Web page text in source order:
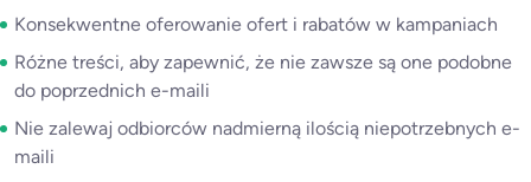
Konsekwentne oferowanie ofert i rabatów w kampaniach
Różne treści, aby zapewnić, że nie zawsze są one podobne
do poprzednich e-maili
Nie zalewaj odbiorców nadmierną ilością niepotrzebnych e-
maili